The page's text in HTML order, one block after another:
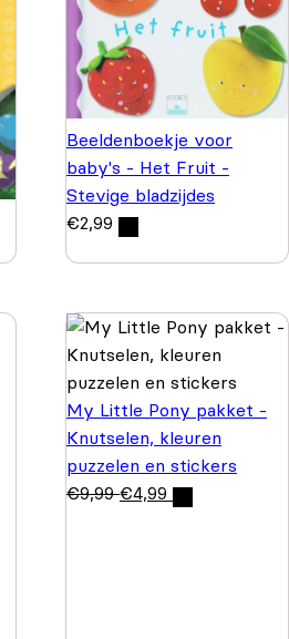
Beeldenboekje voor
baby's - Het Fruit -
Stevige bladzijdes
€2,99
My Little Pony pakket -
Knutselen, kleuren
puzzelen en stickers
€9,99 €4,99